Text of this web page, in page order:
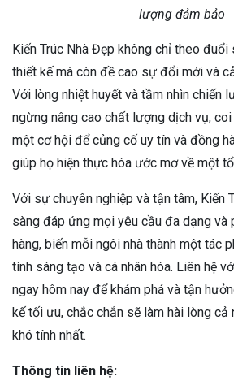
lượng đảm bảo
Kiến Trúc Nhà Đẹp không chỉ theo
thiết kế mà còn đề cao sự đổi mới và
Với lòng nhiệt huyết và tầm nhìn chiến
ngừng nâng cao chất lượng dịch vụ,
một cơ hội để củng cố uy tín và đồng
giúp họ hiện thực hóa ước mơ về một
Với sự chuyên nghiệp và tận tâm, Kiến
sàng đáp ứng mọi yêu cầu đa dạng và
hàng, biến mỗi ngôi nhà thành một tác
tính sáng tạo và cá nhân hóa. Liên hệ
ngay hôm nay để khám phá và tận
kế tối ưu, chắc chắn sẽ làm hài lòng cả
khó tính nhất.
Thông tin liên hệ: